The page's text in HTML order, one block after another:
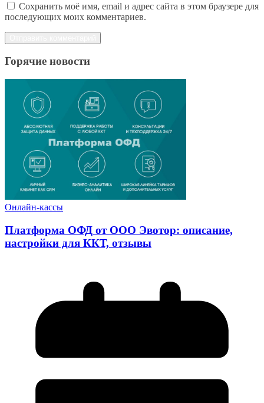
Сохранить моё имя, email и адрес сайта в этом браузере для
последующих моих комментариев.
Горячие новости
Онлайн-кассы
Платформа ОФД от ООО Эвотор: описание,
настройки для ККТ, отзывы